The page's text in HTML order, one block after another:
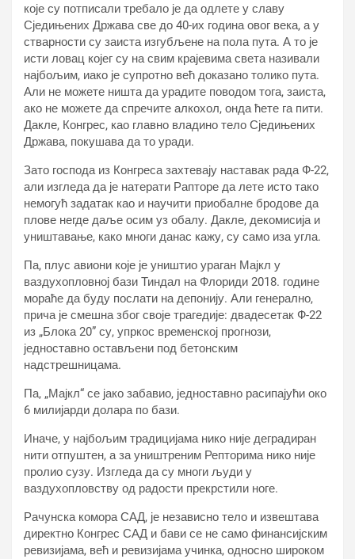
које су потписали требало је да одлете у славу
Сједињених Држава све до 40-их година овог века, а у
стварности су заиста изгубљене на пола пута. А то је
исти ловац којег су на свим крајевима света називали
најбољим, иако је супротно већ доказано толико пута.
Али не можете ништа да урадите поводом тога, заиста,
ако не можете да спречите алкохол, онда ћете га пити.
Дакле, Конгрес, као главно владино тело Сједињених
Држава, покушава да то уради.
Зато господа из Конгреса захтевају наставак рада Ф-22,
али изгледа да је натерати Рапторе да лете исто тако
немогућ задатак као и научити приобалне бродове да
плове негде даље осим уз обалу. Дакле, декомисија и
уништавање, како многи данас кажу, су само иза угла.
Па, плус авиони које је уништио ураган Мајкл у
ваздухопловној бази Тиндал на Флориди 2018. године
мораће да буду послати на депонију. Али генерално,
прича је смешна због своје трагедије: двадесетак Ф-22
из „Блока 20” су, упркос временској прогнози,
једноставно остављени под бетонским
надстрешницама.
Па, „Мајкл“ се јако забавио, једноставно расипајући око
6 милијарди долара по бази.
Иначе, у најбољим традицијама нико није деградиран
нити отпуштен, а за уништреним Репторима нико није
пролио сузу. Изгледа да су многи људи у
ваздухопловству од радости прекрстили ноге.
Рачунска комора САД, је независно тело и извештава
директно Конгрес САД и бави се не само финансијским
ревизијама, већ и ревизијама учинка, односно широком